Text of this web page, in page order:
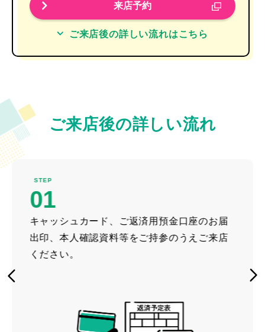
来店予約
ご来店後の詳しい流れはこちら
ご来店後の詳しい流れ
STEP
01
キャッシュカード、ご返済用預金口座のお届
出印、本人確認資料等をご持参のうえご来店
ください。